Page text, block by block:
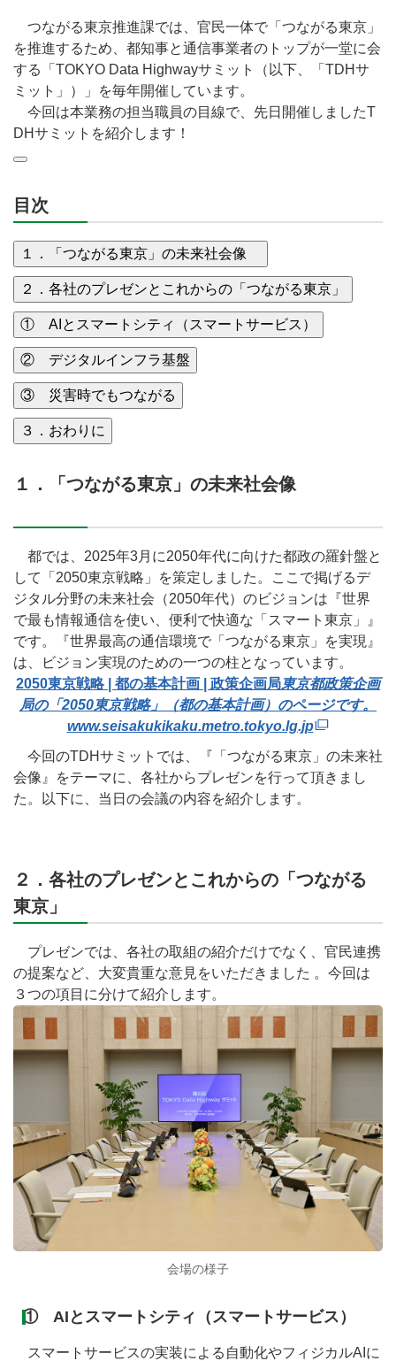
つながる東京推進課では、官民一体で「つながる東京」
を推進するため、都知事と通信事業者のトップが一堂に会
する「TOKYO Data Highwayサミット（以下、「TDHサ
ミット」）」を毎年開催しています。
今回は本業務の担当職員の目線で、先日開催しましたT
DHサミットを紹介します！
目次
１．「つながる東京」の未来社会像
２．各社のプレゼンとこれからの「つながる東京」
① AIとスマートシティ（スマートサービス）
② デジタルインフラ基盤
③ 災害時でもつながる
３．おわりに
１．「つながる東京」の未来社会像
都では、2025年3月に2050年代に向けた都政の羅針盤と
して「2050東京戦略」を策定しました。ここで掲げるデ
ジタル分野の未来社会（2050年代）のビジョンは『世界
で最も情報通信を使い、便利で快適な「スマート東京」』
です。『世界最高の通信環境で「つながる東京」を実現』
は、ビジョン実現のための一つの柱となっています。
2050東京戦略 | 都の基本計画 | 政策企画局東京都政策企画
局の「2050東京戦略」（都の基本計画）のページです。
www.seisakukikaku.metro.tokyo.lg.jp
今回のTDHサミットでは、『「つながる東京」の未来社
会像』をテーマに、各社からプレゼンを行って頂きまし
た。以下に、当日の会議の内容を紹介します。
２．各社のプレゼンとこれからの「つながる
東京」
プレゼンでは、各社の取組の紹介だけでなく、官民連携
の提案など、大変貴重な意見をいただきました 。今回は
３つの項目に分けて紹介します。
会場の様子
① AIとスマートシティ（スマートサービス）
スマートサービスの実装による自動化やフィジカルAIに